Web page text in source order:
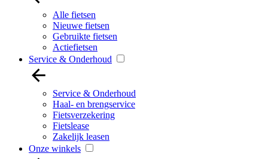
Alle fietsen
Nieuwe fietsen
Gebruikte fietsen
Actiefietsen
Service & Onderhoud
Service & Onderhoud
Haal- en brengservice
Fietsverzekering
Fietslease
Zakelijk leasen
Onze winkels